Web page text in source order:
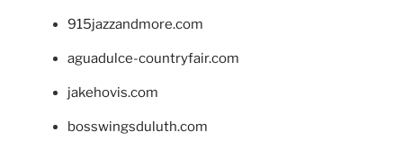
915jazzandmore.com
aguadulce-countryfair.com
jakehovis.com
bosswingsduluth.com